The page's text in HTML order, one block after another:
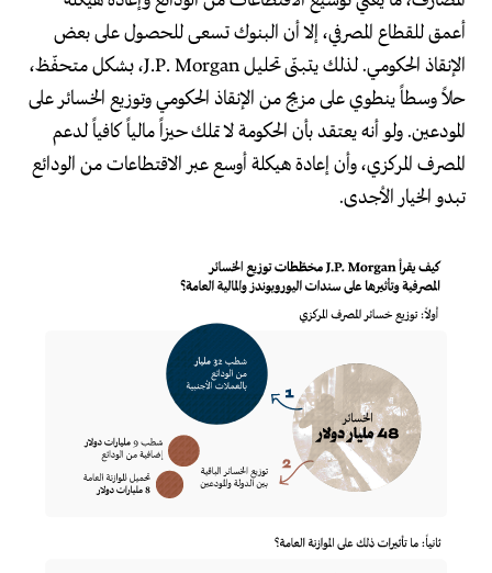
أعمق للقطاع المصرفي، إلا أن البنوك تسعى للحصول على بعض
الإنقاذ الحكومي. لذلك يتبنّى تحليل J.P. Morgan، بشكل متحفّظ،
حلاً وسطاً ينطوي على مزيج من الإنقاذ الحكومي وتوزيع الخسائر على
المودعين. ولو أنه يعتقد بأن الحكومة لا تملك حيزاً مالياً كافياً لدعم
المصرف المركزي، وأن إعادة هيكلة أوسع عبر الاقتطاعات من الودائع
تبدو الخيار الأجدى.